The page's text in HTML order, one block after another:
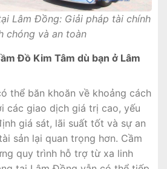
Lâm Đồng: Giải pháp tài chính
chóng và an toàn
Đồ Kim Tâm dù bạn ở Lâm
thể băn khoăn về khoảng cách
các giao dịch giá trị cao, yếu
giá sát, lãi suất tốt và sự an
sản lại quan trọng hơn. Cầm
quy trình hỗ trợ từ xa linh